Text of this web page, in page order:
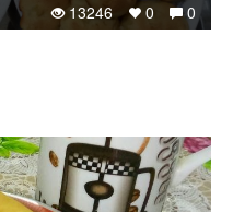
0
0
13246